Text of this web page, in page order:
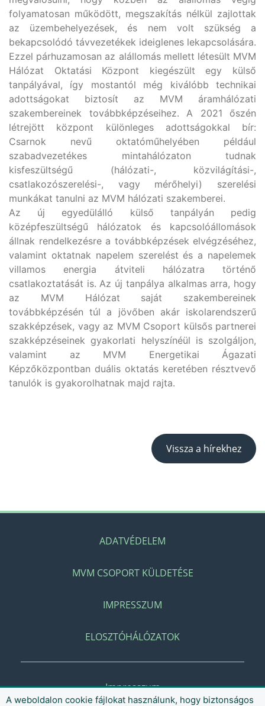
folyamatosan működött, megszakítás nélkül zajlottak
az üzembehelyezések, és nem volt szükség a
bekapcsolódó távvezetékek ideiglenes lekapcsolására.
Ezzel párhuzamosan az alállomás mellett létesült MVM
Hálózat Oktatási Központ kiegészült egy külső
tanpályával, így mostantól még kiválóbb technikai
adottságokat biztosít az MVM áramhálózati
szakembereinek továbbképzéseihez. A 2021 őszén
létrejött központ különleges adottságokkal bír:
Csarnok nevű oktatóműhelyében például
szabadvezetékes mintahálózaton tudnak
kisfeszültségű (hálózati-, közvilágítási-,
csatlakozószerelési-, vagy mérőhelyi) szerelési
munkákat tanulni az MVM hálózati szakemberei.
Az új egyedülálló külső tanpályán pedig
középfeszültségű hálózatok és kapcsolóállomások
állnak rendelkezésre a továbbképzések elvégzéséhez,
valamint oktatnak napelem szerelést és a napelemek
villamos energia átviteli hálózatra történő
csatlakoztatását is. Az új tanpálya alkalmas arra, hogy
az MVM Hálózat saját szakembereinek
továbbképzésén túl a jövőben akár iskolarendszerű
szakképzések, vagy az MVM Csoport külsős partnerei
szakképzéseinek gyakorlati helyszínéül is szolgáljon,
valamint az MVM Energetikai Ágazati
Képzőközpontban duális oktatás keretében résztvevő
tanulók is gyakorolhatnak majd rajta.
Vissza a hírekhez
ADATVÉDELEM
MVM CSOPORT KÜLDETÉSE
IMPRESSZUM
ELOSZTÓHÁLÓZATOK
Impresszum
A weboldalon cookie fájlokat használunk, hogy biztonságos